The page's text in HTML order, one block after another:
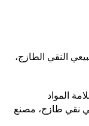
النقي الطازج،
المواد
نقي طازج، مصنع